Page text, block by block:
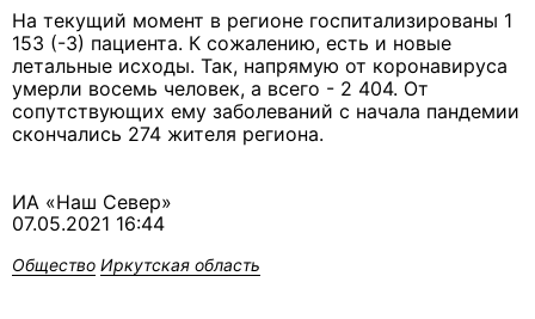
На текущий момент в регионе госпитализированы 1
153 (-3) пациента. К сожалению, есть и новые
летальные исходы. Так, напрямую от коронавируса
умерли восемь человек, а всего - 2 404. От
сопутствующих ему заболеваний с начала пандемии
скончались 274 жителя региона.
ИА «Наш Север»
07.05.2021 16:44
Общество Иркутская область